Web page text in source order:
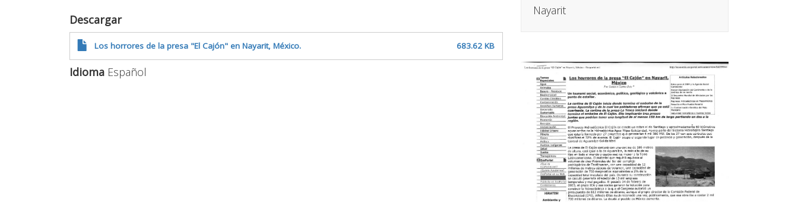
Descargar
Los horrores de la presa "El Cajón" en Nayarit, México. 683.62 KB
Idioma Español
Nayarit